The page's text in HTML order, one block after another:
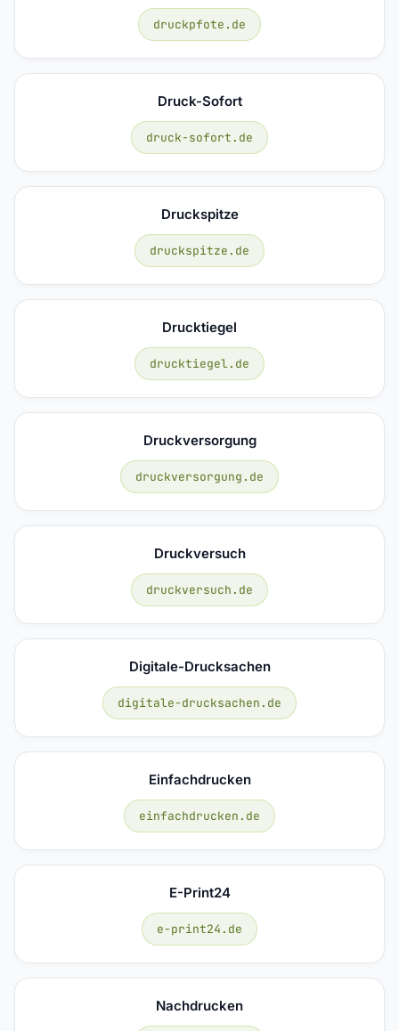
druckpfote.de
Druck-Sofort
druck-sofort.de
Druckspitze
druckspitze.de
Drucktiegel
drucktiegel.de
Druckversorgung
druckversorgung.de
Druckversuch
druckversuch.de
Digitale-Drucksachen
digitale-drucksachen.de
Einfachdrucken
einfachdrucken.de
E-Print24
e-print24.de
Nachdrucken